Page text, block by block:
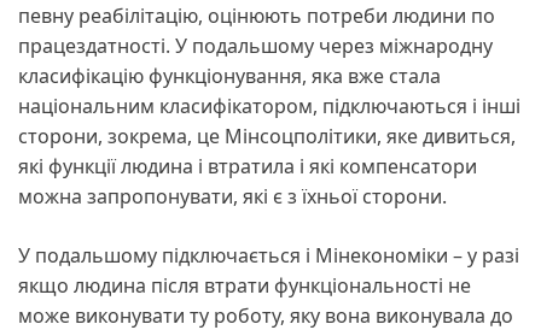
певну реабілітацію, оцінюють потреби людини по
працездатності. У подальшому через міжнародну
класифікацію функціонування, яка вже стала
національним класифікатором, підключаються і інші
сторони, зокрема, це Мінсоцполітики, яке дивиться,
які функції людина і втратила і які компенсатори
можна запропонувати, які є з їхньої сторони.
У подальшому підключається і Мінекономіки – у разі
якщо людина після втрати функціональності не
може виконувати ту роботу, яку вона виконувала до